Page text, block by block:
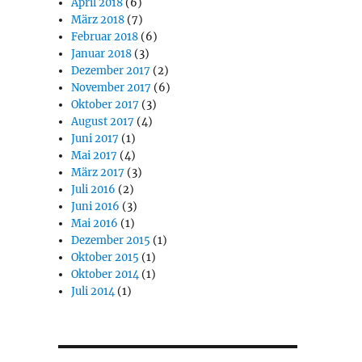
April 2018 (6)
März 2018 (7)
Februar 2018 (6)
Januar 2018 (3)
Dezember 2017 (2)
November 2017 (6)
Oktober 2017 (3)
August 2017 (4)
Juni 2017 (1)
Mai 2017 (4)
März 2017 (3)
Juli 2016 (2)
Juni 2016 (3)
Mai 2016 (1)
Dezember 2015 (1)
Oktober 2015 (1)
Oktober 2014(1)
Juli 2014(1)